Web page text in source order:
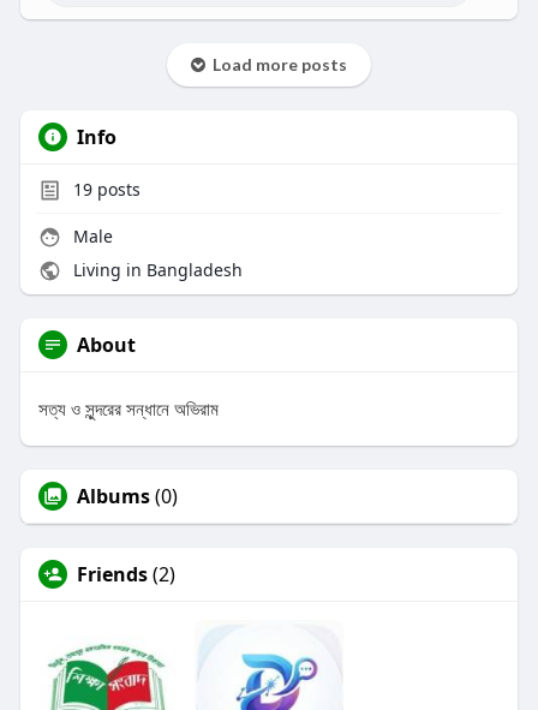
Load more posts
Info
19posts
Male
Living in Bangladesh
About
সত্য ও সুন্দরের সন্ধানে অভিরাম
Albums(0)
Friends(2)